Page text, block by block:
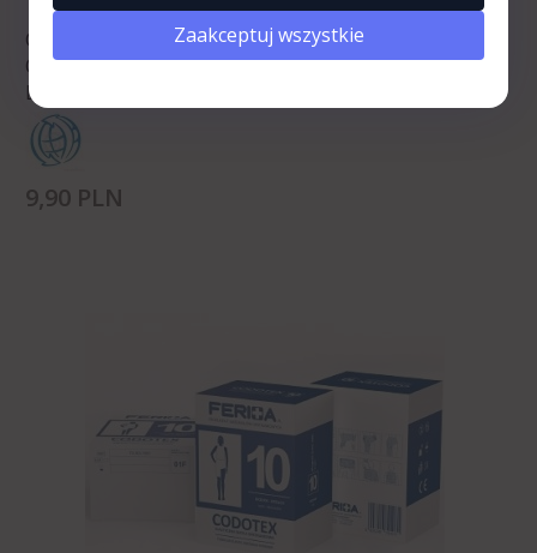
Codotex 6 Elastyczna Siatka do Podtrzymywania
Opatrunku (Podudzie, Ramię, Głowa, Kolano) -
Długości 1m i 10m
9,90 PLN
Zaakceptuj wszystkie